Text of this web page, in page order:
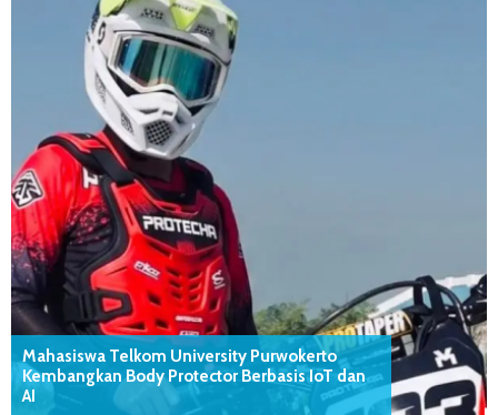
Mahasiswa Telkom University Purwokerto
Kembangkan Body Protector Berbasis IoT dan
AI